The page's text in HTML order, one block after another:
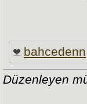
bahcedenn
Düzenleyen